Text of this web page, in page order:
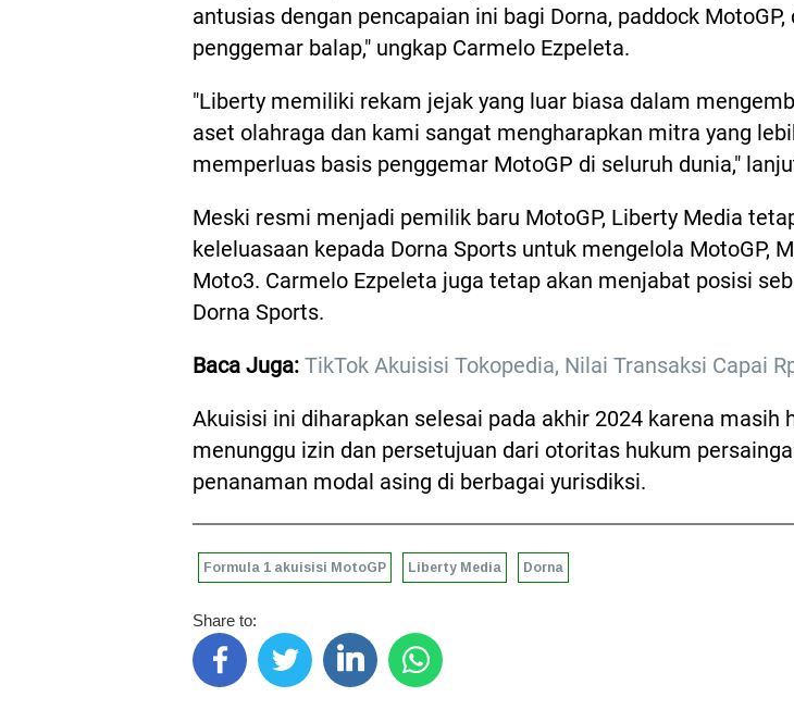
antusias dengan pencapaian ini bagi Dorna, paddock MotoGP,
penggemar balap," ungkap Carmelo Ezpeleta.
"Liberty memiliki rekam jejak yang luar biasa dalam
aset olahraga dan kami sangat mengharapkan mitra yang
memperluas basis penggemar MotoGP di seluruh dunia,"
Meski resmi menjadi pemilik baru MotoGP, Liberty Media
keleluasaan kepada Dorna Sports untuk mengelola MotoGP,
Moto3. Carmelo Ezpeleta juga tetap akan menjabat posisi
Dorna Sports.
Baca Juga: TikTok Akuisisi Tokopedia, Nilai Transaksi Capai
Akuisisi ini diharapkan selesai pada akhir 2024 karena masih
menunggu izin dan persetujuan dari otoritas hukum
penanaman modal asing di berbagai yurisdiksi.
Formula 1 akuisisi MotoGP Liberty Media Dorna
Share to: